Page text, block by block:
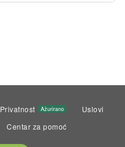
Privatnost Ažurirano
Uslovi
Centar za pomoć